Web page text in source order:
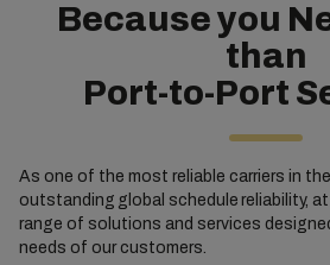
Because you
than
Port-to-Port
As one of the most reliable carriers in
outstanding global schedule reliability,
range of solutions and services
needs of our customers.